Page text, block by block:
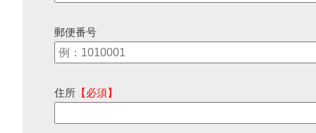
郵便番号
住所 【必須】